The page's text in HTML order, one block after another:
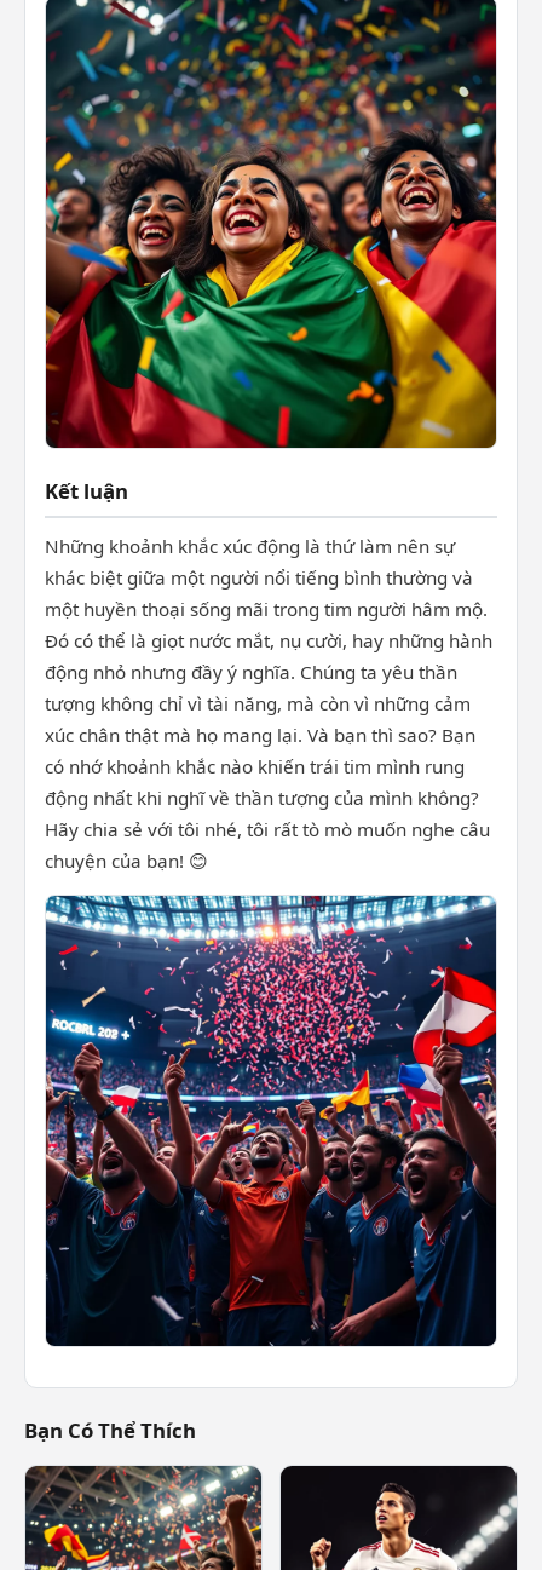
Kết luận
Những khoảnh khắc xúc động là thứ làm nên sự
khác biệt giữa một người nổi tiếng bình thường và
một huyền thoại sống mãi trong tim người hâm mộ.
Đó có thể là giọt nước mắt, nụ cười, hay những hành
động nhỏ nhưng đầy ý nghĩa. Chúng ta yêu thần
tượng không chỉ vì tài năng, mà còn vì những cảm
xúc chân thật mà họ mang lại. Và bạn thì sao? Bạn
có nhớ khoảnh khắc nào khiến trái tim mình rung
động nhất khi nghĩ về thần tượng của mình không?
Hãy chia sẻ với tôi nhé, tôi rất tò mò muốn nghe câu
chuyện của bạn! 😊
Bạn Có Thể Thích